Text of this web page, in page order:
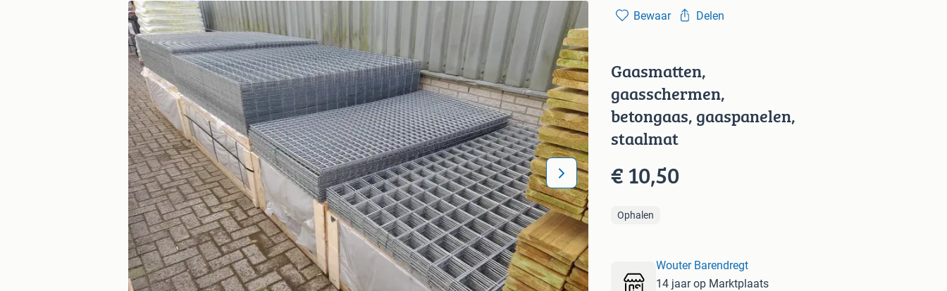
Bewaar Delen
Gaasmatten,
gaasschermen,
betongaas, gaaspanelen,
staalmat
€ 10,50
Ophalen
Wouter Barendregt
14 jaar op Marktplaats